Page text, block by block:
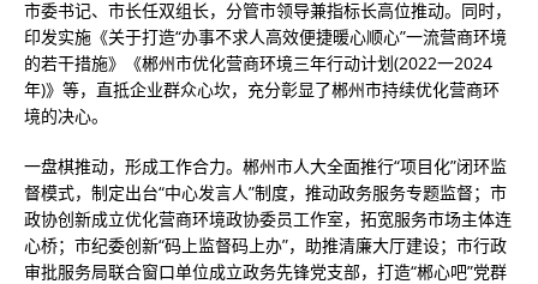
市委书记、市长任双组长，分管市领导兼指标长高位推动。同时，
印发实施《关于打造“办事不求人高效便捷暖心顺心”一流营商环境
的若干措施》《郴州市优化营商环境三年行动计划(2022一2024
年)》等，直抵企业群众心坎，充分彰显了郴州市持续优化营商环
境的决心。
一盘棋推动，形成工作合力。郴州市人大全面推行“项目化”闭环监
督模式，制定出台“中心发言人”制度，推动政务服务专题监督；市
政协创新成立优化营商环境政协委员工作室，拓宽服务市场主体连
心桥；市纪委创新“码上监督码上办”，助推清廉大厅建设；市行政
审批服务局联合窗口单位成立政务先锋党支部，打造“郴心吧”党群